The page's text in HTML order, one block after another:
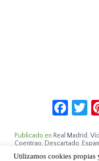
Publicado en Real Madrid,
Coentrao, Descartado,
Utilizamos cookies propias